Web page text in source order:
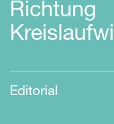
Richtung
Editorial